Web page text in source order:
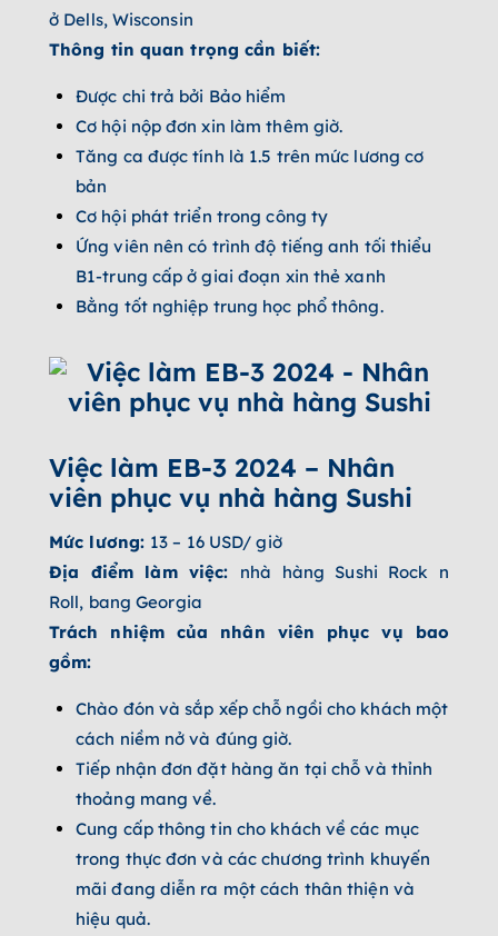
ở Dells, Wisconsin
Thông tin quan trọng cần biết:
Được chi trả bởi Bảo hiểm
Cơ hội nộp đơn xin làm thêm giờ.
Tăng ca được tính là 1.5 trên mức lương cơ
bản
Cơ hội phát triển trong công ty
Ứng viên nên có trình độ tiếng anh tối thiểu
B1-trung cấp ở giai đoạn xin thẻ xanh
Bằng tốt nghiệp trung học phổ thông.
Việc làm EB-3 2024 – Nhân
viên phục vụ nhà hàng Sushi
Mức lương: 13 – 16 USD/ giờ
Địa điểm làm việc: nhà hàng Sushi Rock n
Roll, bang Georgia
Trách nhiệm của nhân viên phục vụ bao
gồm:
Chào đón và sắp xếp chỗ ngồi cho khách một
cách niềm nở và đúng giờ.
Tiếp nhận đơn đặt hàng ăn tại chỗ và thỉnh
thoảng mang về.
Cung cấp thông tin cho khách về các mục
trong thực đơn và các chương trình khuyến
mãi đang diễn ra một cách thân thiện và
hiệu quả.